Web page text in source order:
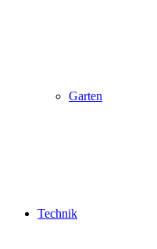
Garten
Technik